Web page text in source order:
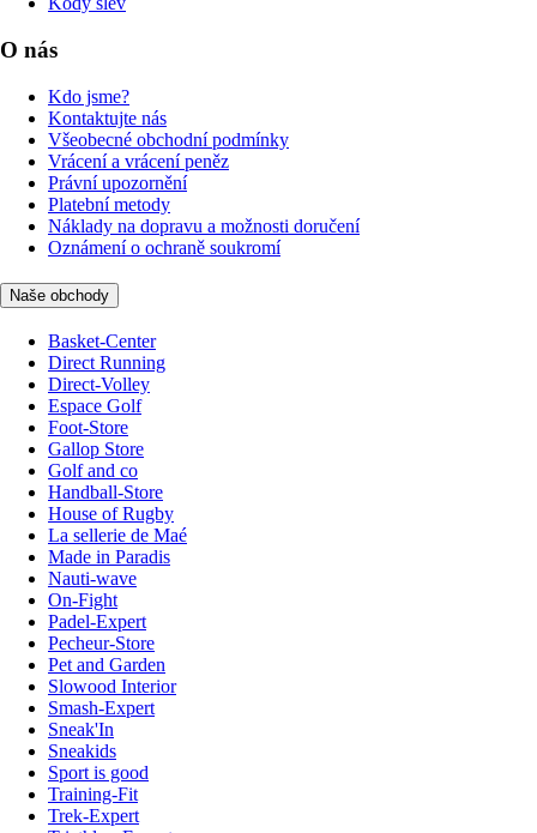
O nás
Kdo jsme?
Kontaktujte nás
Všeobecné obchodní podmínky
Vrácení a vrácení peněz
Právní upozornění
Platební metody
Náklady na dopravu a možnosti doručení
Oznámení o ochraně soukromí
Naše obchody
Basket-Center
Direct Running
Direct-Volley
Espace Golf
Foot-Store
Gallop Store
Golf and co
Handball-Store
House of Rugby
La sellerie de Maé
Made in Paradis
Nauti-wave
On-Fight
Padel-Expert
Pecheur-Store
Pet and Garden
Slowood Interior
Smash-Expert
Sneak'In
Sneakids
Sport is good
Training-Fit
Trek-Expert